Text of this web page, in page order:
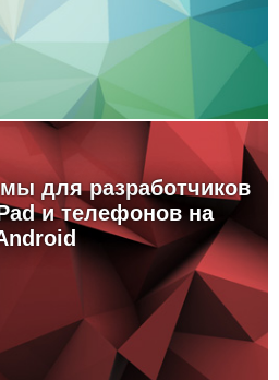
для разработчиков
и телефонов на